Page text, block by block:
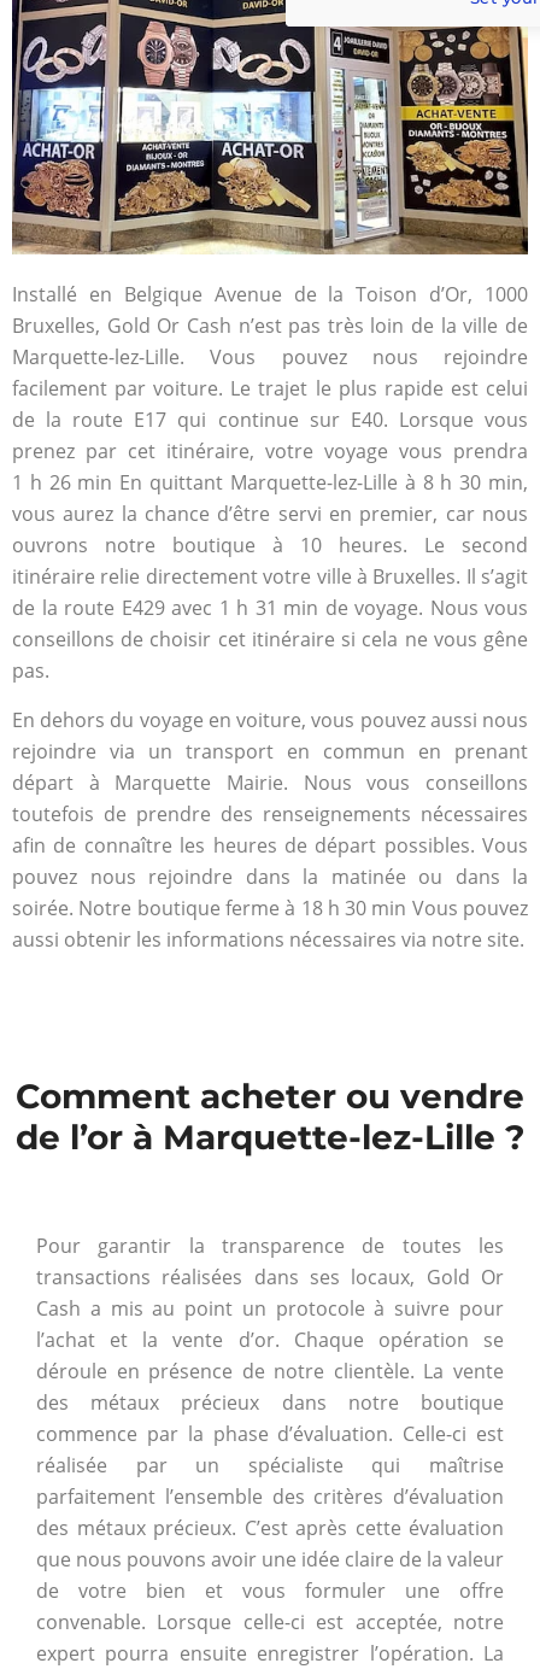
Installé en Belgique Avenue de la Toison d’Or, 1000
Bruxelles, Gold Or Cash n’est pas très loin de la ville de
Marquette-lez-Lille. Vous pouvez nous rejoindre
facilement par voiture. Le trajet le plus rapide est celui
de la route E17 qui continue sur E40. Lorsque vous
prenez par cet itinéraire, votre voyage vous prendra
1 h 26 min En quittant Marquette-lez-Lille à 8 h 30 min,
vous aurez la chance d’être servi en premier, car nous
ouvrons notre boutique à 10 heures. Le second
itinéraire relie directement votre ville à Bruxelles. Il s’agit
de la route E429 avec 1 h 31 min de voyage. Nous vous
conseillons de choisir cet itinéraire si cela ne vous gêne
pas.
En dehors du voyage en voiture, vous pouvez aussi nous
rejoindre via un transport en commun en prenant
départ à Marquette Mairie. Nous vous conseillons
toutefois de prendre des renseignements nécessaires
afin de connaître les heures de départ possibles. Vous
pouvez nous rejoindre dans la matinée ou dans la
soirée. Notre boutique ferme à 18 h 30 min Vous pouvez
aussi obtenir les informations nécessaires via notre site.
Comment acheter ou vendre
de l’or à Marquette-lez-Lille ?
Pour garantir la transparence de toutes les
transactions réalisées dans ses locaux, Gold Or
Cash a mis au point un protocole à suivre pour
l’achat et la vente d’or. Chaque opération se
déroule en présence de notre clientèle. La vente
des métaux précieux dans notre boutique
commence par la phase d’évaluation. Celle-ci est
réalisée par un spécialiste qui maîtrise
parfaitement l’ensemble des critères d’évaluation
des métaux précieux. C’est après cette évaluation
que nous pouvons avoir une idée claire de la valeur
de votre bien et vous formuler une offre
convenable. Lorsque celle-ci est acceptée, notre
expert pourra ensuite enregistrer l’opération. La